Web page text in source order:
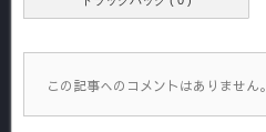
この記事へのコメントはありません。